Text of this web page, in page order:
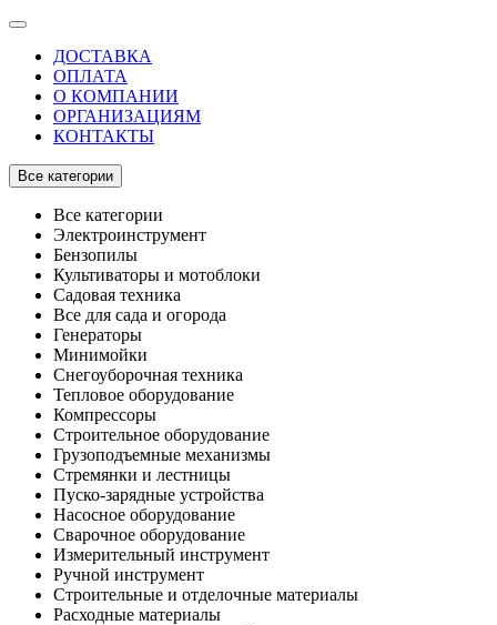
ДОСТАВКА
ОПЛАТА
О КОМПАНИИ
ОРГАНИЗАЦИЯМ
КОНТАКТЫ
Все категории
Все категории
Электроинструмент
Бензопилы
Культиваторы и мотоблоки
Садовая техника
Все для сада и огорода
Генераторы
Минимойки
Снегоуборочная техника
Тепловое оборудование
Компрессоры
Строительное оборудование
Грузоподъемные механизмы
Стремянки и лестницы
Пуско-зарядные устройства
Насосное оборудование
Сварочное оборудование
Измерительный инструмент
Ручной инструмент
Строительные и отделочные материалы
Расходные материалы